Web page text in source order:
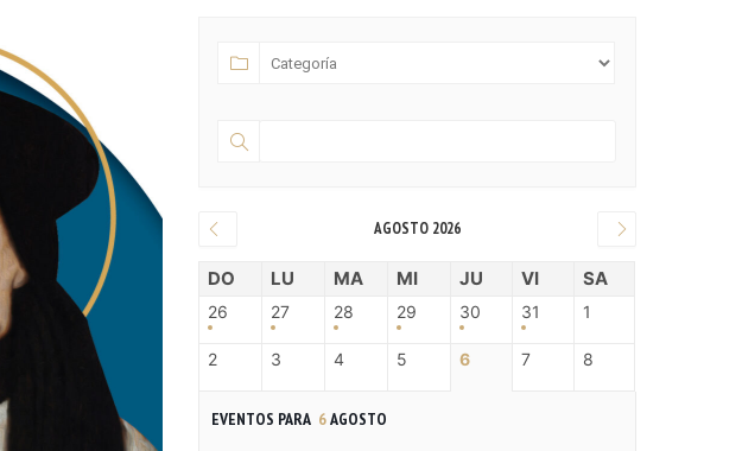
AGOSTO 2026
DO LU MA MI JU VI SA
26 27 28 29 30 31 1
2 3 4 5 6 7 8
EVENTOS PARA 6AGOSTO